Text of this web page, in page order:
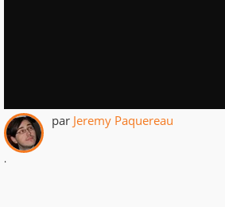
par Jeremy Paquereau
.